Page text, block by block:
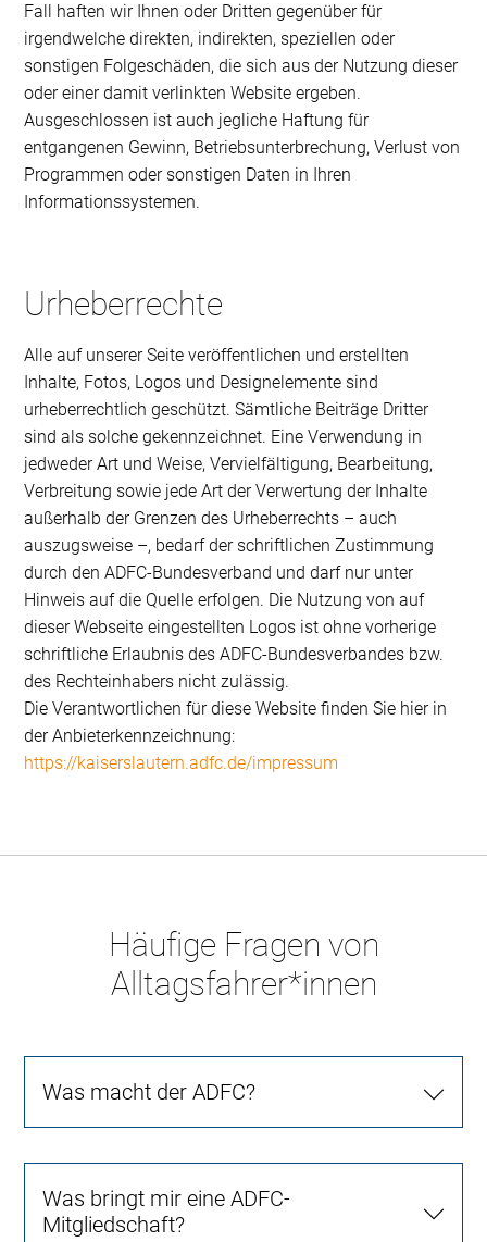
Fall haften wir Ihnen oder Dritten gegenüber für
irgendwelche direkten, indirekten, speziellen oder
sonstigen Folgeschäden, die sich aus der Nutzung dieser
oder einer damit verlinkten Website ergeben.
Ausgeschlossen ist auch jegliche Haftung für
entgangenen Gewinn, Betriebsunterbrechung, Verlust von
Programmen oder sonstigen Daten in Ihren
Informationssystemen.
Urheberrechte
Alle auf unserer Seite veröffentlichen und erstellten
Inhalte, Fotos, Logos und Designelemente sind
urheberrechtlich geschützt. Sämtliche Beiträge Dritter
sind als solche gekennzeichnet. Eine Verwendung in
jedweder Art und Weise, Vervielfältigung, Bearbeitung,
Verbreitung sowie jede Art der Verwertung der Inhalte
außerhalb der Grenzen des Urheberrechts – auch
auszugsweise –, bedarf der schriftlichen Zustimmung
durch den ADFC-Bundesverband und darf nur unter
Hinweis auf die Quelle erfolgen. Die Nutzung von auf
dieser Webseite eingestellten Logos ist ohne vorherige
schriftliche Erlaubnis des ADFC-Bundesverbandes bzw.
des Rechteinhabers nicht zulässig.
Die Verantwortlichen für diese Website finden Sie hier in
der Anbieterkennzeichnung:
https://kaiserslautern.adfc.de/impressum
Häufige Fragen von
Alltagsfahrer*innen
Was macht der ADFC?
Was bringt mir eine ADFC-
Mitgliedschaft?